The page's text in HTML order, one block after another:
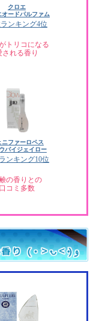
クロエ
オードパルファム
ンキング4位
トリコになる
される香り
ニファーロペス
バイジェイロー
ンキング10位
の香りとの
口コミ多数